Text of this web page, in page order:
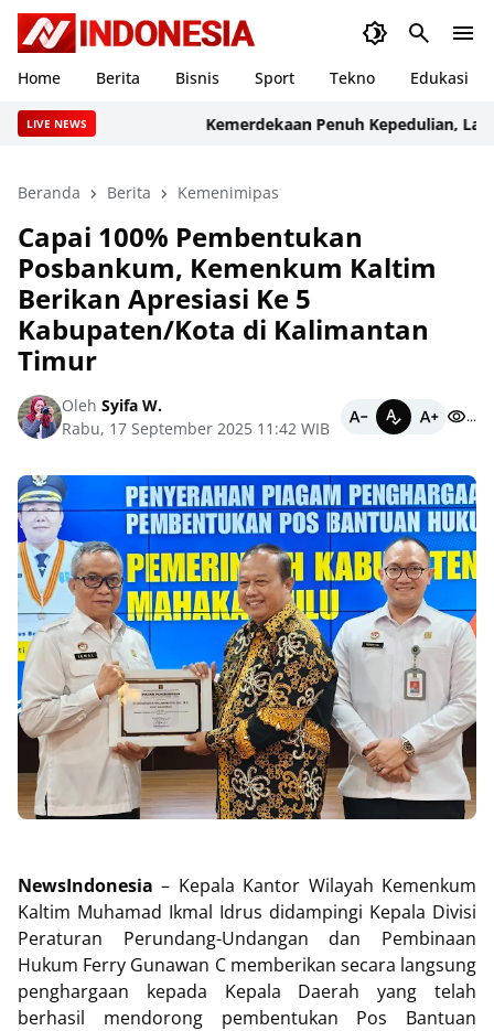
Home Berita Bisnis Sport Tekno Edukasi
LIVE NEWS Kemerdekaan Penuh Kepedulian, Lapas
Beranda Berita Kemenimipas
Capai 100% Pembentukan
Posbankum, Kemenkum Kaltim
Berikan Apresiasi Ke 5
Kabupaten/Kota di Kalimantan
Timur
Oleh Syifa W.
Rabu, 17 September 2025 11:42 WIB
...
NewsIndonesia– Kepala Kantor Wilayah Kemenkum
Kaltim Muhamad Ikmal Idrus didampingi Kepala Divisi
Peraturan Perundang-Undangan dan Pembinaan
Hukum Ferry Gunawan C memberikan secara langsung
penghargaan kepada Kepala Daerah yang telah
berhasil mendorong pembentukan Pos Bantuan